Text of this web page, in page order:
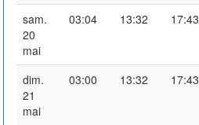
sam.
20
mai
03:04 13:32 17:43
dim.
21
mai
03:00 13:32 17:43